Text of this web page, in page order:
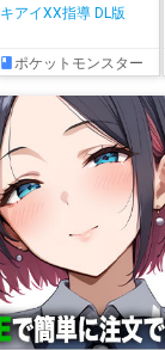
キアイXX指導 DL版
ポケットモンスター